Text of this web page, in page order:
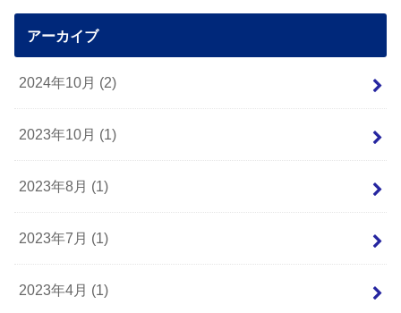
アーカイブ
2024年10月 (2)
2023年10月 (1)
2023年8月 (1)
2023年7月 (1)
2023年4月 (1)